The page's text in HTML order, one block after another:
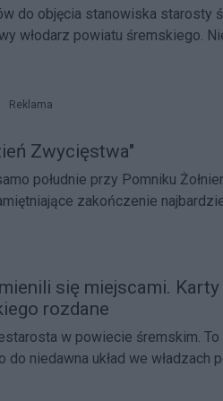
do objęcia stanowiska starosty
włodarz powiatu śremskiego.
Reklama
Zwycięstwa"
południe przy Pomniku
zakończenie
się miejscami. Karty
rozdane
w powiecie śremskim.
do niedawna układ we władzach